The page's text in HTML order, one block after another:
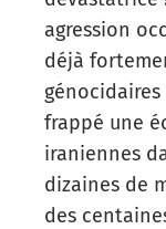
agression
déjà
frappé une
iraniennes
dizaines de
des